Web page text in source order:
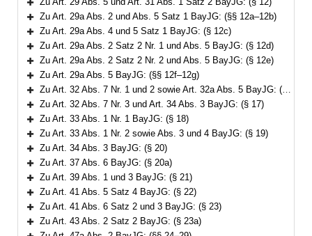
Bereich erweitern
Bereich erweitern
Zu Art. 29a Abs. 2 und Abs. 5 Satz 1 BayJG: (§§ 12a–12b)
Bereich erweitern
Zu Art. 29a Abs. 4 und 5 Satz 1 BayJG: (§ 12c)
Bereich erweitern
Zu Art. 29a Abs. 2 Satz 2 Nr. 1 und Abs. 5 BayJG: (§ 12d)
Bereich erweitern
Zu Art. 29a Abs. 2 Satz 2 Nr. 2 und Abs. 5 BayJG: (§ 12e)
Bereich erweitern
Zu Art. 29a Abs. 5 BayJG: (§§ 12f–12g)
Bereich erweitern
Zu Art. 32 Abs. 7 Nr. 1 und 2 sowie Art. 32a Abs. 5 BayJG: (§§ 13–16)
Bereich erweitern
Zu Art. 32 Abs. 7 Nr. 3 und Art. 34 Abs. 3 BayJG: (§ 17)
Bereich erweitern
Zu Art. 33 Abs. 1 Nr. 1 BayJG: (§ 18)
Bereich erweitern
Zu Art. 33 Abs. 1 Nr. 2 sowie Abs. 3 und 4 BayJG: (§ 19)
Bereich erweitern
Zu Art. 34 Abs. 3 BayJG: (§ 20)
Bereich erweitern
Zu Art. 37 Abs. 6 BayJG: (§ 20a)
Bereich erweitern
Zu Art. 39 Abs. 1 und 3 BayJG: (§ 21)
Bereich erweitern
Zu Art. 41 Abs. 5 Satz 4 BayJG: (§ 22)
Bereich erweitern
Zu Art. 41 Abs. 6 Satz 2 und 3 BayJG: (§ 23)
Bereich erweitern
Zu Art. 43 Abs. 2 Satz 2 BayJG: (§ 23a)